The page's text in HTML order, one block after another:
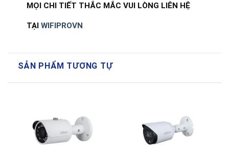
MỌI CHI TIẾT THẮC MẮC VUI LÒNG LIÊN HỆ
TẠI WIFIPROVN
SẢN PHẨM TƯƠNG TỰ